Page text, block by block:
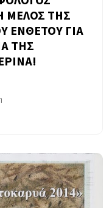
ΜΕΛΟΣ ΤΗΣ
ΕΝΘΕΤΟΥ ΓΙΑ
ΤΗΣ